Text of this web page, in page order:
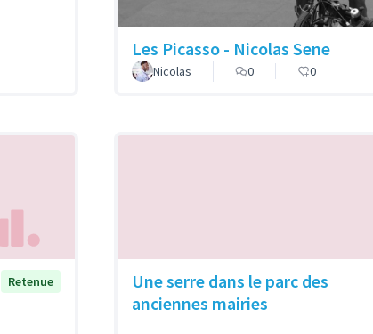
Les Picasso - Nicolas Sene
Nicolas
0 0
Retenue
Une serre dans le parc des
anciennes mairies